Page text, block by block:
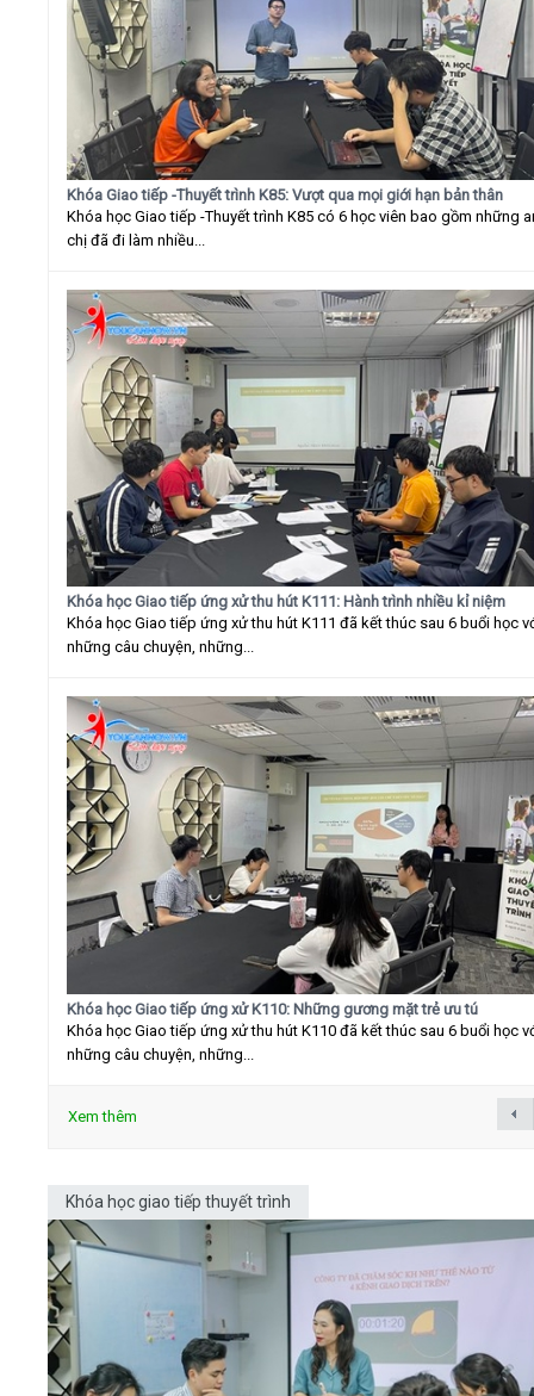
Khóa Giao tiếp -Thuyết trình K85: Vượt qua mọi giới hạn bản thân
Khóa học Giao tiếp -Thuyết trình K85 có 6 học viên bao gồm những
chị đã đi làm nhiều...
Khóa học Giao tiếp ứng xử thu hút K111: Hành trình nhiều kỉ niệm
Khóa học Giao tiếp ứng xử thu hút K111 đã kết thúc sau 6 buổi học
những câu chuyện, những...
Khóa học Giao tiếp ứng xử K110: Những gương mặt trẻ ưu tú
Khóa học Giao tiếp ứng xử thu hút K110 đã kết thúc sau 6 buổi học
những câu chuyện, những...
Xem thêm
Khóa học giao tiếp thuyết trình